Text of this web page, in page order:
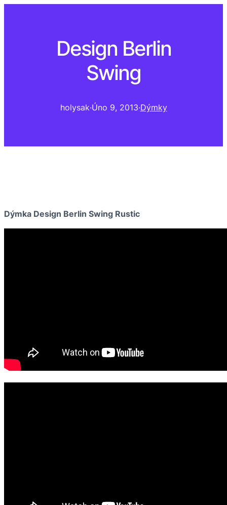
Design Berlin
Swing
holysak·Úno 9, 2013·Dýmky
Dýmka Design Berlin Swing Rustic